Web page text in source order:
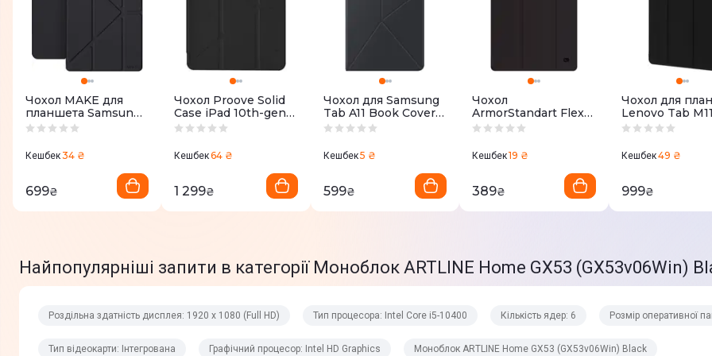
Тип відеокарти
Графічний процесор
Розмір відеопам'яті Виділено з ОП
Операційна система
Інтерфейси
Wi-Fi 802.11ac
4x USB 3.0
2х USB 2.0
Чохол MAKE для
планшета Samsung
Tab A11 Origami
STA11BK)
Кешбек34 ₴
699₴
Чохол Proove Solid
Case iPad 10th-gen
10.9" 2022/11th-gen
(PCSCID101902)
Кешбек64 ₴
1 299₴
Чохол для Samsung
Tab A11 Book Cover
Black (EF-
Кешбек5 ₴
599₴
Чохол
ArmorStandart Flex
Case для Samsung
(ARM84437)
Кешбек19 ₴
389₴
Чохол для
Lenovo Tab M11
WAVE Smart
Кешбек49 ₴
999₴
Найпопулярніші запити в категорії Моноблок ARTLINE Home GX53 (GX53v06Win)
Роздільна здатність дисплея: 1920 х 1080 (Full HD) Тип процесора: Intel Core i5-10400 Кількість ядер: 6 Розмір оперативної
Тип відеокарти: Інтегрована Графічний процесор: Intel HD Graphics Моноблок ARTLINE Home GX53 (GX53v06Win) Black